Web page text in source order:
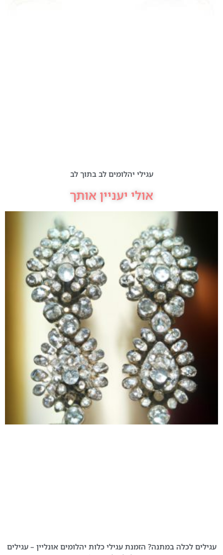
עגילי יהלומים לב בתוך לב
אולי יעניין אותך
עגילים לכלה במתנה? הזמנת עגילי כלות יהלומים אונליין – עגילים